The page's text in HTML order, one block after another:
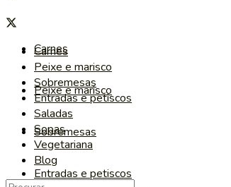
Carnes
Peixe e marisco
Sobremesas
Entradas e petiscos
Carnes
Peixe e marisco
Sobremesas
Entradas e petiscos
Saladas
Sopas
Vegetariana
Blog